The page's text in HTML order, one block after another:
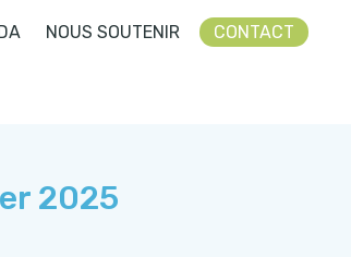
NOUS SOUTENIR CONTACT
2025